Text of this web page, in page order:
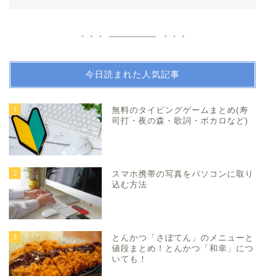
今日読まれた人気記事
1
無料のタイピングゲームまとめ(寿
司打・夜の森・歌詞・ボカロなど)
2
スマホ携帯の写真をパソコンに取り
込む方法
3
とんかつ「さぼてん」のメニューと
値段まとめ！とんかつ「和幸」につ
いても！